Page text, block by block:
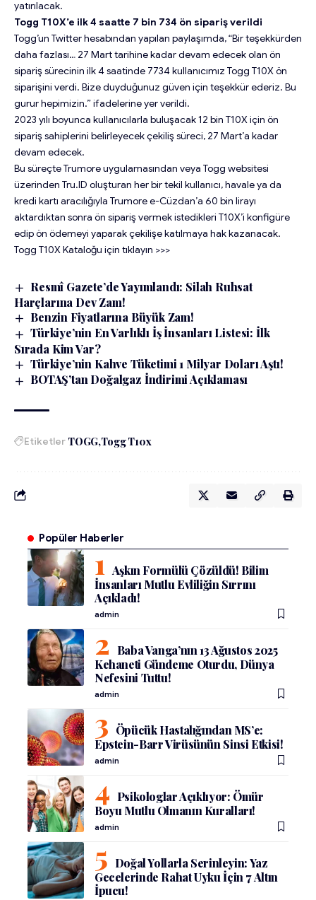
yatırılacak.
Togg T10X’e ilk 4 saatte 7 bin 734 ön sipariş verildi
Togg’un Twitter hesabından yapılan paylaşımda, “Bir teşekkürden
daha fazlası… 27 Mart tarihine kadar devam edecek olan ön
sipariş sürecinin ilk 4 saatinde 7734 kullanıcımız Togg T10X ön
siparişini verdi. Bize duyduğunuz güven için teşekkür ederiz. Bu
gurur hepimizin.” ifadelerine yer verildi.
2023 yılı boyunca kullanıcılarla buluşacak 12 bin T10X için ön
sipariş sahiplerini belirleyecek çekiliş süreci, 27 Mart’a kadar
devam edecek.
Bu süreçte Trumore uygulamasından veya Togg websitesi
üzerinden Tru.ID oluşturan her bir tekil kullanıcı, havale ya da
kredi kartı aracılığıyla Trumore e-Cüzdan’a 60 bin lirayı
aktardıktan sonra ön sipariş vermek istedikleri T10X’i konfigüre
edip ön ödemeyi yaparak çekilişe katılmaya hak kazanacak.
Togg T10X Kataloğu için tıklayın >>>
Resmî Gazete’de Yayımlandı: Silah Ruhsat
Harçlarına Dev Zam!
Benzin Fiyatlarına Büyük Zam!
Türkiye’nin En Varlıklı İş İnsanları Listesi: İlk
Sırada Kim Var?
Türkiye’nin Kahve Tüketimi 1 Milyar Doları Aştı!
BOTAŞ’tan Doğalgaz İndirimi Açıklaması
Etiketler TOGG Togg T10x
Popüler Haberler
Aşkın Formülü Çözüldü! Bilim
İnsanları Mutlu Evliliğin Sırrını
Açıkladı!
admin
Baba Vanga’nın 13 Ağustos 2025
Kehaneti Gündeme Oturdu, Dünya
Nefesini Tuttu!
admin
Öpücük Hastalığından MS’e:
Epstein-Barr Virüsünün Sinsi Etkisi!
admin
Psikologlar Açıklıyor: Ömür
Boyu Mutlu Olmanın Kuralları!
admin
Doğal Yollarla Serinleyin: Yaz
Gecelerinde Rahat Uyku İçin 7 Altın
İpucu!